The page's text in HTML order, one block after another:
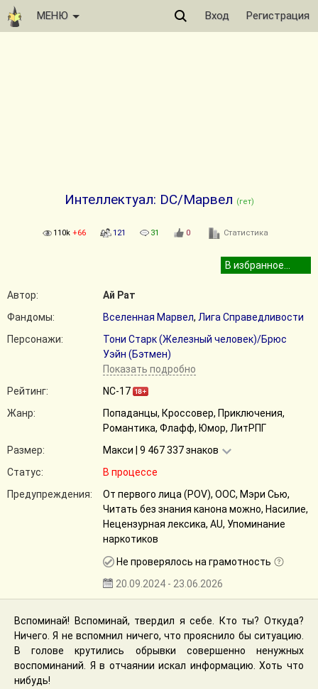
МЕНЮ Вход Регистрация
Интеллектуал: DC/Марвел (гет)
110k +66 121 31 0 Статистика
Автор:
Ай Рат
Фандомы:
Вселенная Марвел, Лига Справедливости
Персонажи:
Тони Старк (Железный человек)/Брюс
Уэйн (Бэтмен)
Показать подробно
Рейтинг:
NC-17
Жанр:
Попаданцы, Кроссовер, Приключения,
Романтика, Флафф, Юмор, ЛитРПГ
Размер:
Макси | 9 467 337 знаков
Статус:
В процессе
Предупреждения:
От первого лица (POV), ООС, Мэри Сью,
Читать без знания канона можно, Насилие,
Нецензурная лексика, AU, Упоминание
наркотиков
Не проверялось на грамотность
20.09.2024 - 23.06.2026
Вспоминай! Вспоминай, твердил я себе. Кто ты? Откуда?
Ничего. Я не вспомнил ничего, что прояснило бы ситуацию.
В голове крутились обрывки совершенно ненужных
воспоминаний. Я в отчаянии искал информацию. Хоть что
нибудь!